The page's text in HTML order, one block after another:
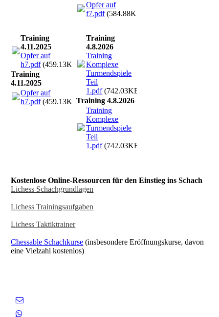
Opfer auf
f7.pdf(584.88KB)
Training
4.11.2025
Opfer auf
h7.pdf(459.13KB)
Training
4.11.2025
Opfer auf
h7.pdf(459.13KB)
Training
4.8.2026
Training
Komplexe
Turmendspiele
Teil
1.pdf(742.03KB)
Training 4.8.2026
Training
Komplexe
Turmendspiele
Teil
1.pdf(742.03KB)
Kostenlose Online-Ressourcen für den Einstieg ins Schach
Lichess Schachgrundlagen
Lichess Trainingsaufgaben
Lichess Taktiktrainer
Chessable Schachkurse (insbesondere Eröffnungskurse, davon
eine Vielzahl kostenlos)